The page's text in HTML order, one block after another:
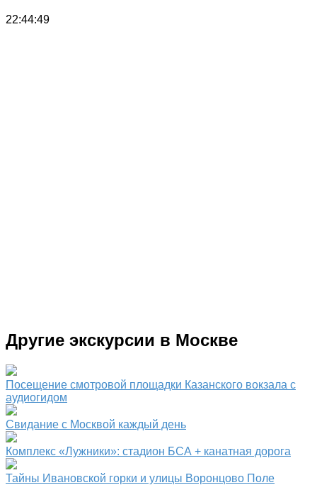
22:44:49
Другие экскурсии в Москве
Посещение смотровой площадки Казанского вокзала с
аудиогидом
Свидание с Москвой каждый день
Комплекс «Лужники»: стадион БСА + канатная дорога
Тайны Ивановской горки и улицы Воронцово Поле